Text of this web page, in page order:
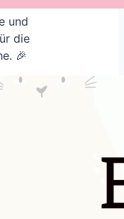
und
die
🎉